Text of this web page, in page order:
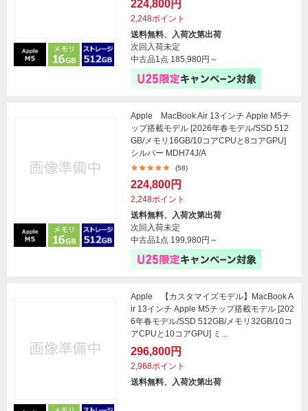
224,800円
2,248ポイント
送料無料、入荷次第出荷
次回入荷未定
中古品1点 185,980円～
Apple MacBook Air 13インチ Apple M5チ
ップ搭載モデル [2026年春モデル/SSD 512
GB/メモリ16GB/10コアCPUと8コアGPU]
シルバー MDH74J/A
(58)
224,800円
2,248ポイント
送料無料、入荷次第出荷
次回入荷未定
中古品1点 199,980円～
Apple 【カスタマイズモデル】MacBook A
ir 13インチ Apple M5チップ搭載モデル [202
6年春モデル/SSD 512GB/メモリ32GB/10コ
アCPUと10コアGPU] ミ...
296,800円
2,968ポイント
送料無料、入荷次第出荷